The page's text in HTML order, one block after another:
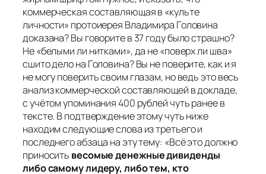
коммерческая составляющая в «культе
личности» протоиерея Владимира Головина
доказана? Вы говорите в 37 году было страшно?
Не «белыми ли нитками», да не «поверх ли шва»
сшито дело на Головина? Вы не поверите, как и я
не могу поверить своим глазам, но ведь это весь
анализ коммерческой составляющей в докладе,
с учётом упоминания 400 рублей чуть ранее в
тексте. В подтверждение этому чуть ниже
находим следующие слова из третьего и
последнего абзаца на эту тему: «Всё это должно
приносить весомые денежные дивиденды
либо самому лидеру, либо тем, кто